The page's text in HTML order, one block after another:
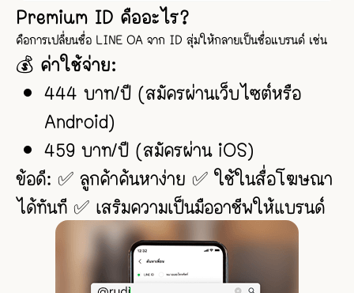
Premium ID คืออะไร?
คือการเปลี่ยนชื่อ LINE OA จาก ID สุ่มให้กลายเป็นชื่อแบรนด์ เช่น
💰 ค่าใช้จ่าย:
444 บาท/ปี (สมัครผ่านเว็บไซต์หรือ
Android)
459 บาท/ปี (สมัครผ่าน iOS)
ข้อดี: ✅ ลูกค้าค้นหาง่าย ✅ ใช้ในสื่อโฆษณา
ได้ทันที ✅ เสริมความเป็นมืออาชีพให้แบรนด์